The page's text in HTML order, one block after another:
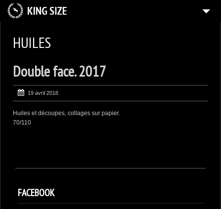
HUILES
ENCRES
AQUARELLES
COLLECTIONS PRIVÉES
HUILES
Double face. 2017
19 avril 2018
Huiles et découpes, collages sur papier.
70/110
FACEBOOK